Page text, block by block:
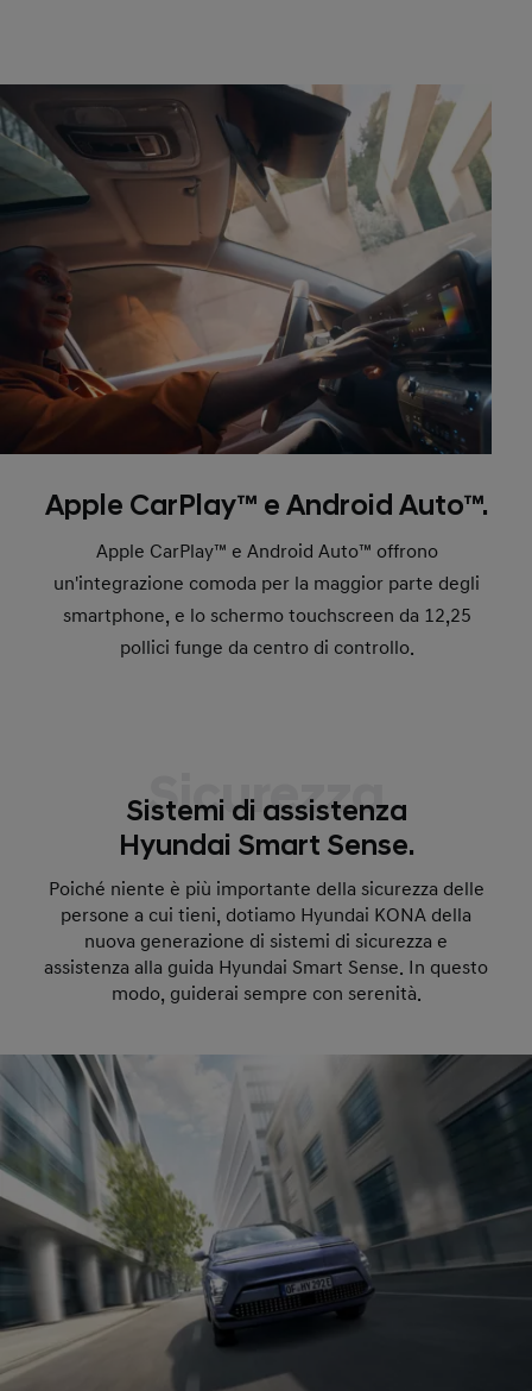
Apple CarPlay™ e Android Auto™.
Apple CarPlay™ e Android Auto™ offrono
un'integrazione comoda per la maggior parte degli
smartphone, e lo schermo touchscreen da 12,25
pollici funge da centro di controllo.
Sicurezza
Sistemi di assistenza
Hyundai Smart Sense.
Poiché niente è più importante della sicurezza delle
persone a cui tieni, dotiamo Hyundai KONA della
nuova generazione di sistemi di sicurezza e
assistenza alla guida Hyundai Smart Sense. In questo
modo, guiderai sempre con serenità.